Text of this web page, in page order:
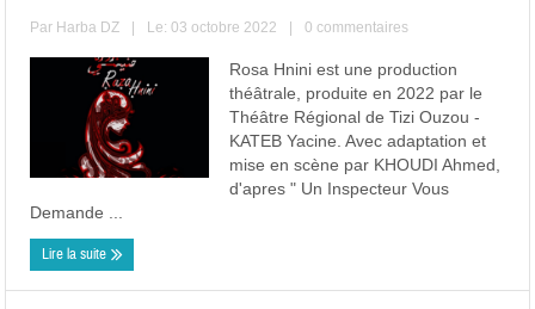
Par Harba DZ Le: 03 octobre 2022 0 commentaires
Rosa Hnini est une production
théâtrale, produite en 2022 par le
Théâtre Régional de Tizi Ouzou -
KATEB Yacine. Avec adaptation et
mise en scène par KHOUDI Ahmed,
d'apres " Un Inspecteur Vous
Demande ...
Lire la suite